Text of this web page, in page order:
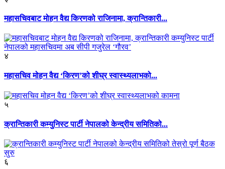
महासचिवबाट मोहन वैद्य किरणको राजिनामा, क्रान्तिकारी...
४
महासचिव मोहन वैद्य ‘किरण’को शीघ्र स्वास्थ्यलाभको...
५
क्रान्तिकारी कम्युनिस्ट पार्टी नेपालको केन्द्रीय समितिको...
६